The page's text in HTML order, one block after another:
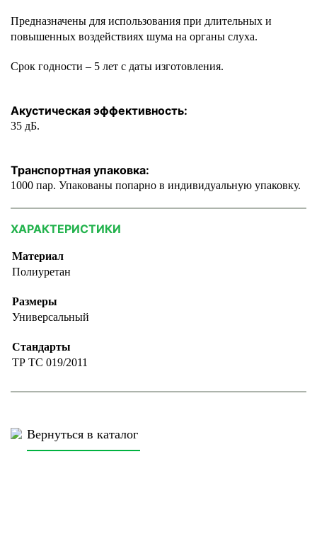
Предназначены для использования при длительных и
повышенных воздействиях шума на органы слуха.
Срок годности – 5 лет с даты изготовления.
Акустическая эффективность:
35 дБ.
Транспортная упаковка:
1000 пар. Упакованы попарно в индивидуальную упаковку.
ХАРАКТЕРИСТИКИ
Материал
Полиуретан
Размеры
Универсальный
Стандарты
ТР ТС 019/2011
Вернуться в каталог